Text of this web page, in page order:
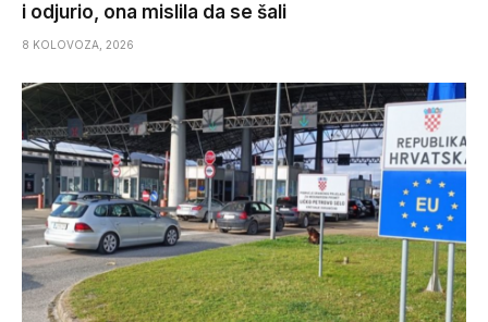
i odjurio, ona mislila da se šali
8 KOLOVOZA, 2026